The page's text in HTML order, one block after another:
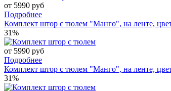
от 5990 руб
Подробнее
Комплект штор с тюлем "Манго", на ленте,
31%
от 5990 руб
Подробнее
Комплект штор с тюлем "Манго", на ленте,
31%